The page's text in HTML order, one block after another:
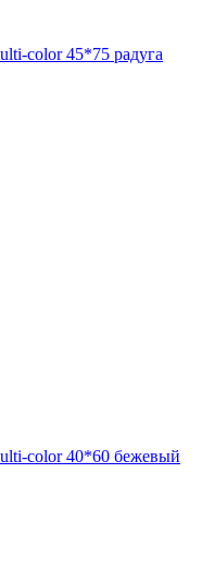
color 45*75 радуга
color 40*60 бежевый